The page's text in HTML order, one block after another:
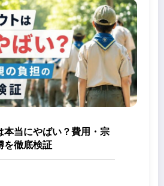
本当にやばい？費用・宗
を徹底検証